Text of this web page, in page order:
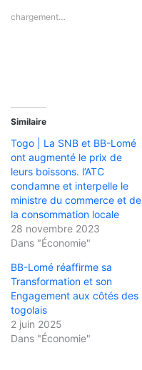
chargement…
Similaire
Togo | La SNB et BB-Lomé
ont augmenté le prix de
leurs boissons. l’ATC
condamne et interpelle le
ministre du commerce et de
la consommation locale
28 novembre 2023
Dans "Économie"
BB-Lomé réaffirme sa
Transformation et son
Engagement aux côtés des
togolais
2 juin 2025
Dans "Économie"